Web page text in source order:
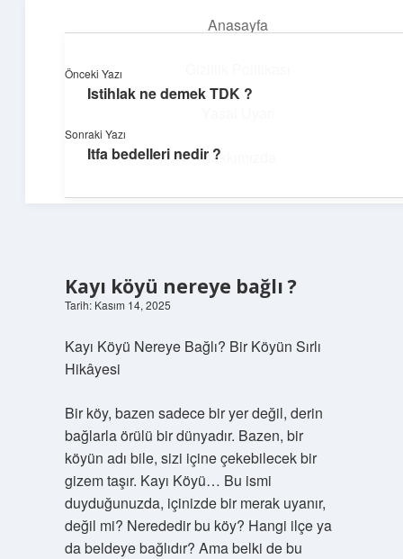
Anasayfa
Hakkımızda
Hızlı hikayelerle gününü şenlendir!
Kayı köyü nereye bağlı ?
Tarih: Kasım 14, 2025
Kayı Köyü Nereye Bağlı? Bir Köyün Sırlı
Hikâyesi
Bir köy, bazen sadece bir yer değil, derin
bağlarla örülü bir dünyadır. Bazen, bir
köyün adı bile, sizi içine çekebilecek bir
gizem taşır. Kayı Köyü… Bu ismi
duyduğunuzda, içinizde bir merak uyanır,
değil mi? Nerededir bu köy? Hangi ilçe ya
da beldeye bağlıdır? Ama belki de bu
Önceki Yazı
Istihlak ne demek TDK ?
Sonraki Yazı
Itfa bedelleri nedir ?